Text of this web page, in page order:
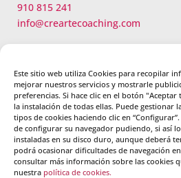
Este sitio web utiliza Cookies para recopilar
mejorar nuestros servicios y mostrarle
preferencias. Si hace clic en el botón
la instalación de todas ellas. Puede gestionar
tipos de cookies haciendo clic en
de configurar su navegador pudiendo, si así
instaladas en su disco duro, aunque deberá
podrá ocasionar dificultades de navegación
consultar más información sobre las cookies
nuestra política de cookies.
910 815 241
info@creartecoaching.com
Nuestros certificados